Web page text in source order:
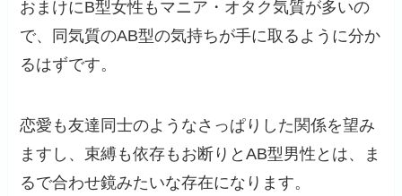
おまけにB型女性もマニア・オタク気質が多いの
で、同気質のAB型の気持ちが手に取るように分か
るはずです。
恋愛も友達同士のようなさっぱりした関係を望み
ますし、束縛も依存もお断りとAB型男性とは、ま
るで合わせ鏡みたいな存在になります。